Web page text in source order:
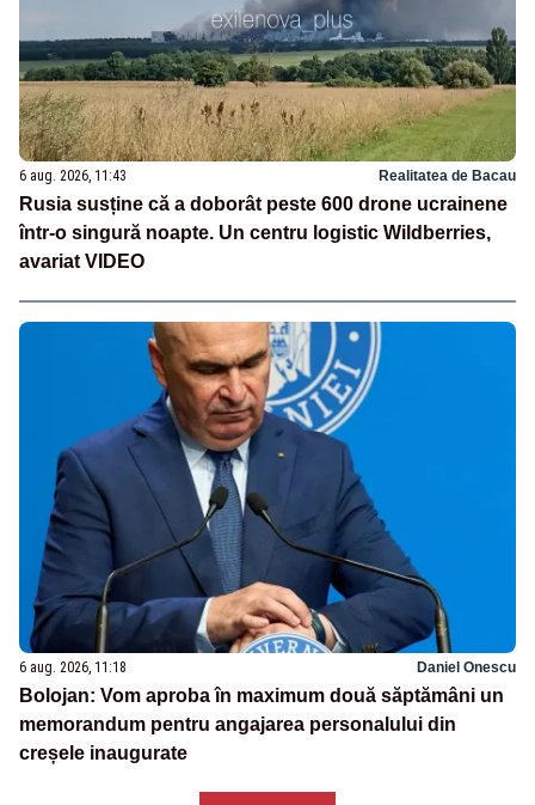
6 aug. 2026, 11:43 Realitatea de Bacau
Rusia susține că a doborât peste 600 drone ucrainene
într-o singură noapte. Un centru logistic Wildberries,
avariat VIDEO
6 aug. 2026, 11:18 Daniel Onescu
Bolojan: Vom aproba în maximum două săptămâni un
memorandum pentru angajarea personalului din
creșele inaugurate